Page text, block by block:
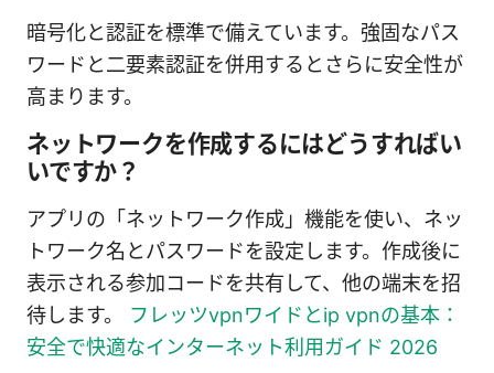
暗号化と認証を標準で備えています。強固なパス
ワードと二要素認証を併用するとさらに安全性が
高まります。
ネットワークを作成するにはどうすればい
いですか？
アプリの「ネットワーク作成」機能を使い、ネッ
トワーク名とパスワードを設定します。作成後に
表示される参加コードを共有して、他の端末を招
待します。 フレッツvpnワイドとip vpnの基本：
安全で快適なインターネット利用ガイド 2026